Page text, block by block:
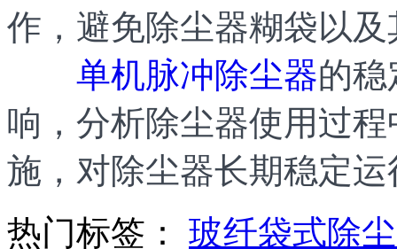
作，避免除尘器糊袋以
单机脉冲除尘器的
响，分析除尘器使用过
施，对除尘器长期稳定
热门标签： 玻纤袋式除